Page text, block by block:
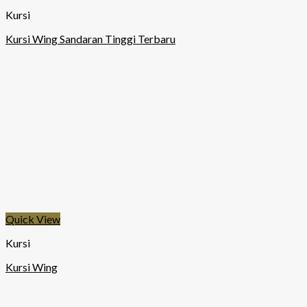
Kursi
Kursi Wing Sandaran Tinggi Terbaru
Quick View
Kursi
Kursi Wing